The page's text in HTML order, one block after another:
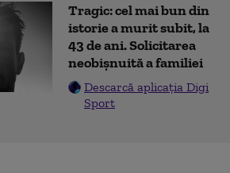
Tragic: cel mai bun din
istorie a murit subit, la
43 de ani. Solicitarea
neobișnuită a familiei
Descarcă aplicația Digi
Sport